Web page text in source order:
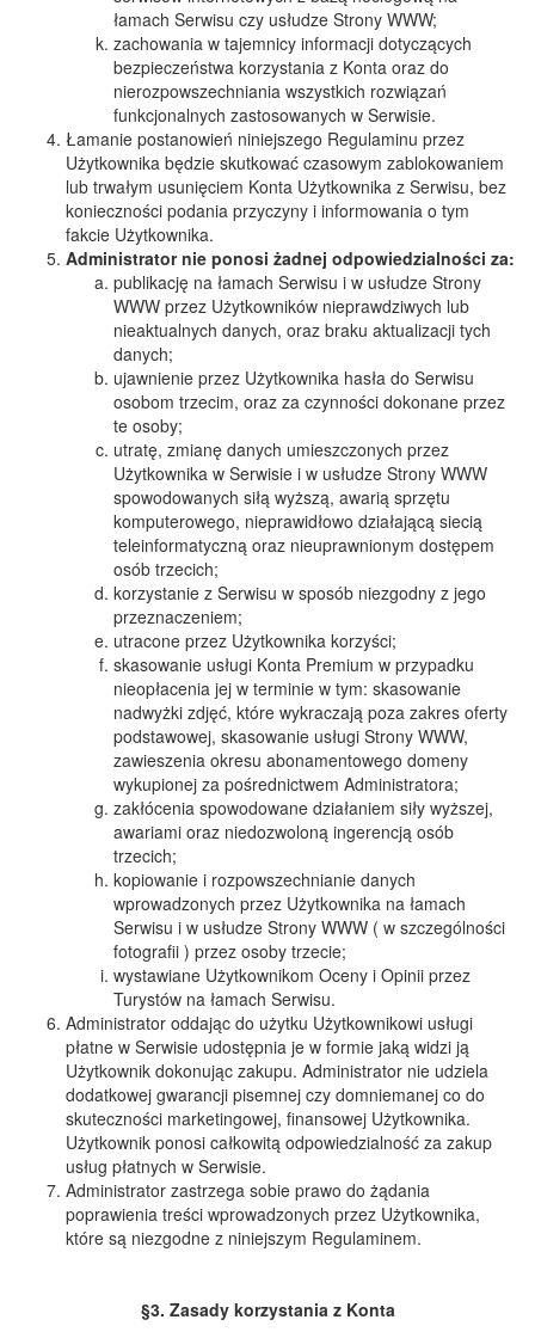
łamach Serwisu czy usłudze Strony WWW;
zachowania w tajemnicy informacji dotyczących
bezpieczeństwa korzystania z Konta oraz do
nierozpowszechniania wszystkich rozwiązań
funkcjonalnych zastosowanych w Serwisie.
Łamanie postanowień niniejszego Regulaminu przez
Użytkownika będzie skutkować czasowym zablokowaniem
lub trwałym usunięciem Konta Użytkownika z Serwisu, bez
konieczności podania przyczyny i informowania o tym
fakcie Użytkownika.
Administrator nie ponosi żadnej odpowiedzialności za:
publikację na łamach Serwisu i w usłudze Strony
WWW przez Użytkowników nieprawdziwych lub
nieaktualnych danych, oraz braku aktualizacji tych
danych;
ujawnienie przez Użytkownika hasła do Serwisu
osobom trzecim, oraz za czynności dokonane przez
te osoby;
utratę, zmianę danych umieszczonych przez
Użytkownika w Serwisie i w usłudze Strony WWW
spowodowanych siłą wyższą, awarią sprzętu
komputerowego, nieprawidłowo działającą siecią
teleinformatyczną oraz nieuprawnionym dostępem
osób trzecich;
korzystanie z Serwisu w sposób niezgodny z jego
przeznaczeniem;
utracone przez Użytkownika korzyści;
skasowanie usługi Konta Premium w przypadku
nieopłacenia jej w terminie w tym: skasowanie
nadwyżki zdjęć, które wykraczają poza zakres oferty
podstawowej, skasowanie usługi Strony WWW,
zawieszenia okresu abonamentowego domeny
wykupionej za pośrednictwem Administratora;
zakłócenia spowodowane działaniem siły wyższej,
awariami oraz niedozwoloną ingerencją osób
trzecich;
kopiowanie i rozpowszechnianie danych
wprowadzonych przez Użytkownika na łamach
Serwisu i w usłudze Strony WWW ( w szczególności
fotografii ) przez osoby trzecie;
wystawiane Użytkownikom Oceny i Opinii przez
Turystów na łamach Serwisu.
Administrator oddając do użytku Użytkownikowi usługi
płatne w Serwisie udostępnia je w formie jaką widzi ją
Użytkownik dokonując zakupu. Administrator nie udziela
dodatkowej gwarancji pisemnej czy domniemanej co do
skuteczności marketingowej, finansowej Użytkownika.
Użytkownik ponosi całkowitą odpowiedzialność za zakup
usług płatnych w Serwisie.
Administrator zastrzega sobie prawo do żądania
poprawienia treści wprowadzonych przez Użytkownika,
które są niezgodne z niniejszym Regulaminem.
§3. Zasady korzystania z Konta